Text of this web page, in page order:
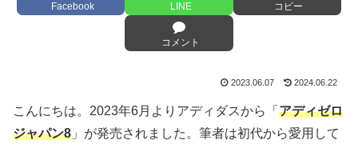
Facebook LINE コピー
コメント
2023.06.07 2024.06.22
こんにちは。2023年6月よりアディダスから「 アディゼロ
ジャパン8 」が発売されました。筆者は初代から愛用して